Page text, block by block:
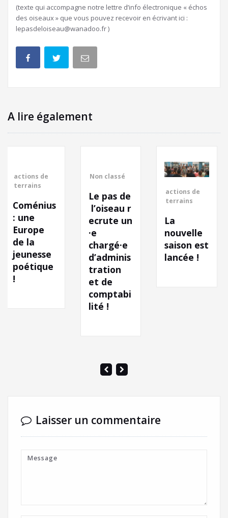
(texte qui accompagne notre lettre d’info électronique « échos
des oiseaux » que vous pouvez recevoir en écrivant ici :
lepasdeloiseau@wanadoo.fr )
A lire également
Non classé
l’oiseau r
·e
d’adminis
tration
actions de
terrains
La
saison est
lancée !
résidence
Laisser un commentaire